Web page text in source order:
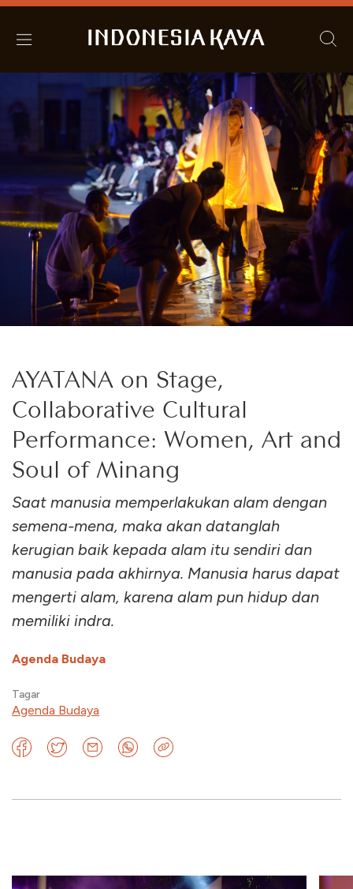
AYATANA on Stage,
Collaborative Cultural
Performance: Women, Art and
Soul of Minang
Saat manusia memperlakukan alam dengan
semena-mena, maka akan datanglah
kerugian baik kepada alam itu sendiri dan
manusia pada akhirnya. Manusia harus dapat
mengerti alam, karena alam pun hidup dan
memiliki indra.
Agenda Budaya
Tagar
Agenda Budaya